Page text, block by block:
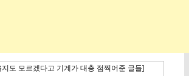
지도 모르겠다고 기계가 대충 점찍어준 글들]